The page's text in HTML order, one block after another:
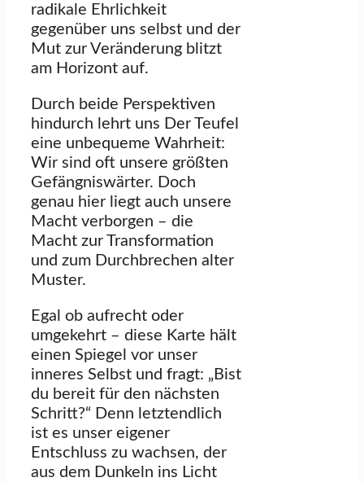
radikale Ehrlichkeit
gegenüber uns selbst und der
Mut zur Veränderung blitzt
am Horizont auf.
Durch beide Perspektiven
hindurch lehrt uns Der Teufel
eine unbequeme Wahrheit:
Wir sind oft unsere größten
Gefängniswärter. Doch
genau hier liegt auch unsere
Macht verborgen – die
Macht zur Transformation
und zum Durchbrechen alter
Muster.
Egal ob aufrecht oder
umgekehrt – diese Karte hält
einen Spiegel vor unser
inneres Selbst und fragt: „Bist
du bereit für den nächsten
Schritt?“ Denn letztendlich
ist es unser eigener
Entschluss zu wachsen, der
aus dem Dunkeln ins Licht